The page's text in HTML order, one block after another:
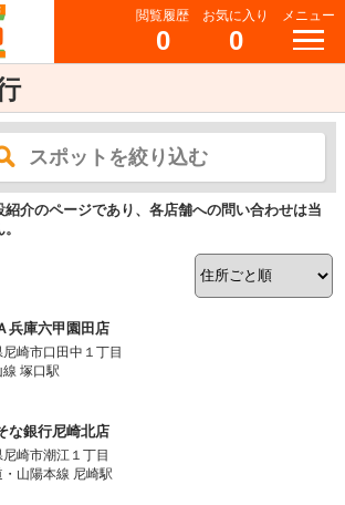
閲覧履歴
0
お気に入り
0
メニュー
スポットを絞り込む
介のページであり、各店舗への問い合わせは当
兵庫六甲園田店
崎市口田中１丁目
塚口駅
な銀行尼崎北店
崎市潮江１丁目
山陽本線 尼崎駅